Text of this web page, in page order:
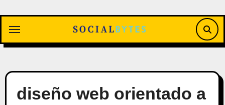
contenido
diseño web orientado a